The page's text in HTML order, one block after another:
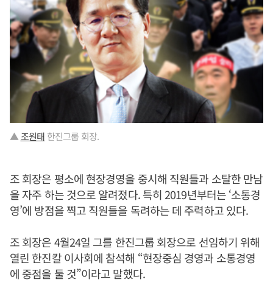
▲조원태 한진그룹 회장.
조 회장은 평소에 현장경영을 중시해 직원들과 소탈한 만남
을 자주 하는 것으로 알려졌다. 특히 2019년부터는 ‘소통경
영’에 방점을 찍고 직원들을 독려하는 데 주력하고 있다.
조 회장은 4월24일 그를 한진그룹 회장으로 선임하기 위해
열린 한진칼 이사회에 참석해 “현장중심 경영과 소통경영
에 중점을 둘 것”이라고 말했다.